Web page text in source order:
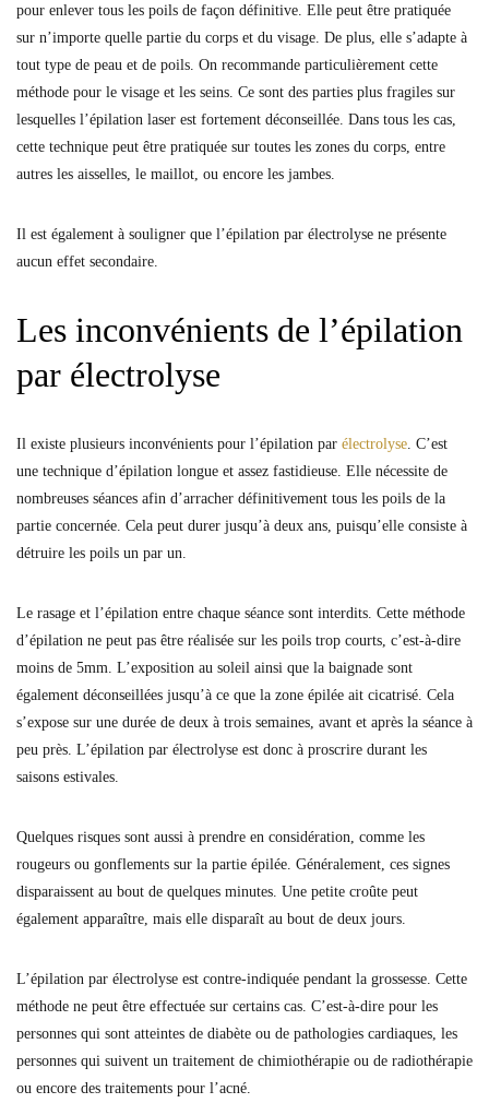
pour enlever tous les poils de façon définitive. Elle peut être pratiquée
sur n’importe quelle partie du corps et du visage. De plus, elle s’adapte à
tout type de peau et de poils. On recommande particulièrement cette
méthode pour le visage et les seins. Ce sont des parties plus fragiles sur
lesquelles l’épilation laser est fortement déconseillée. Dans tous les cas,
cette technique peut être pratiquée sur toutes les zones du corps, entre
autres les aisselles, le maillot, ou encore les jambes.
Il est également à souligner que l’épilation par électrolyse ne présente
aucun effet secondaire.
Les inconvénients de l’épilation
par électrolyse
Il existe plusieurs inconvénients pour l’épilation par électrolyse . C’est
une technique d’épilation longue et assez fastidieuse. Elle nécessite de
nombreuses séances afin d’arracher définitivement tous les poils de la
partie concernée. Cela peut durer jusqu’à deux ans, puisqu’elle consiste à
détruire les poils un par un.
Le rasage et l’épilation entre chaque séance sont interdits. Cette méthode
d’épilation ne peut pas être réalisée sur les poils trop courts, c’est-à-dire
moins de 5mm. L’exposition au soleil ainsi que la baignade sont
également déconseillées jusqu’à ce que la zone épilée ait cicatrisé. Cela
s’expose sur une durée de deux à trois semaines, avant et après la séance à
peu près. L’épilation par électrolyse est donc à proscrire durant les
saisons estivales.
Quelques risques sont aussi à prendre en considération, comme les
rougeurs ou gonflements sur la partie épilée. Généralement, ces signes
disparaissent au bout de quelques minutes. Une petite croûte peut
également apparaître, mais elle disparaît au bout de deux jours.
L’épilation par électrolyse est contre-indiquée pendant la grossesse. Cette
méthode ne peut être effectuée sur certains cas. C’est-à-dire pour les
personnes qui sont atteintes de diabète ou de pathologies cardiaques, les
personnes qui suivent un traitement de chimiothérapie ou de radiothérapie
ou encore des traitements pour l’acné.